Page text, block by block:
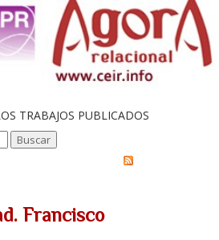
TRABAJOS PUBLICADOS
Francisco